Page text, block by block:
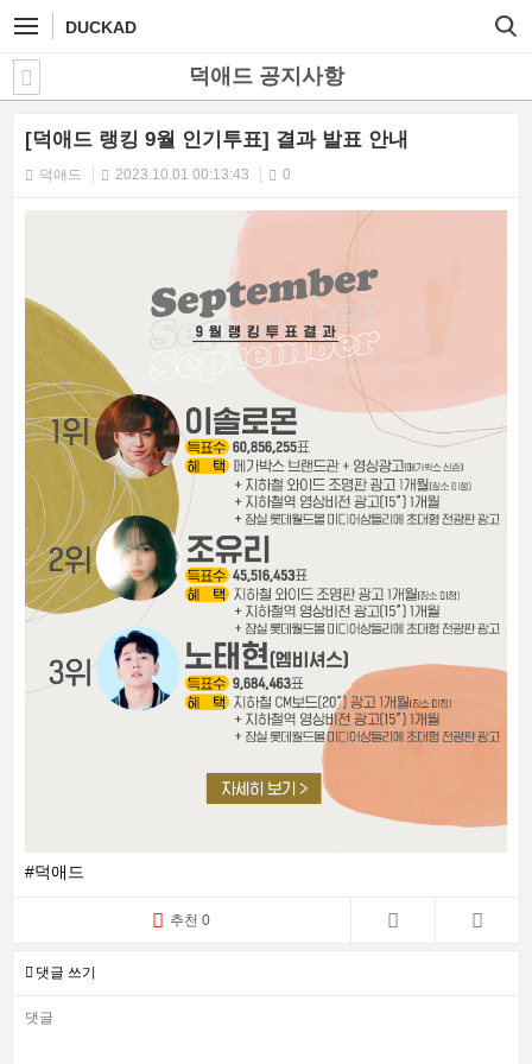
DUCKAD
덕애드 공지사항
[덕애드 랭킹 9월 인기투표] 결과 발표 안내
덕애드 2023.10.01 00:13:43 0
#덕애드
추천 0
댓글 쓰기